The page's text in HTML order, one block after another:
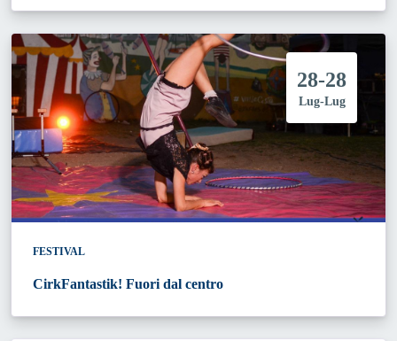
28-28
Lug-Lug
FESTIVAL
CirkFantastik! Fuori dal centro